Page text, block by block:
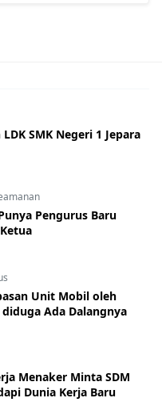
SMK Negeri 1 Jepara
Pengurus Baru
Unit Mobil oleh
Ada Dalangnya
Menaker Minta SDM
Dunia Kerja Baru